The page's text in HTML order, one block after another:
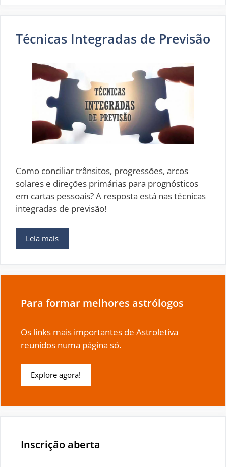
Técnicas Integradas de Previsão
Como conciliar trânsitos, progressões, arcos
solares e direções primárias para prognósticos
em cartas pessoais? A resposta está nas técnicas
integradas de previsão!
Leia mais
Para formar melhores astrólogos
Os links mais importantes de Astroletiva
reunidos numa página só.
Explore agora!
Inscrição aberta